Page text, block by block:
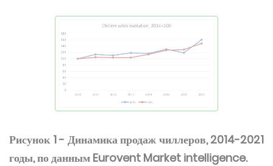
Рисунок 1 - Динамика продаж чиллеров, 2014-2021
годы, по данным Eurovent Market intelligence.